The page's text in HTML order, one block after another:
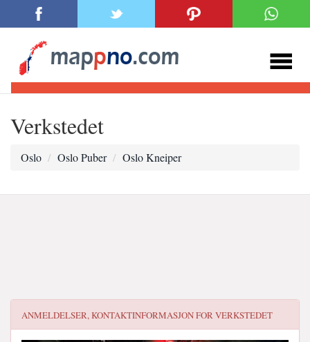
Verkstedet
Oslo Oslo Puber Oslo Kneiper
ANMELDELSER, KONTAKTINFORMASJON FORVERKSTEDET